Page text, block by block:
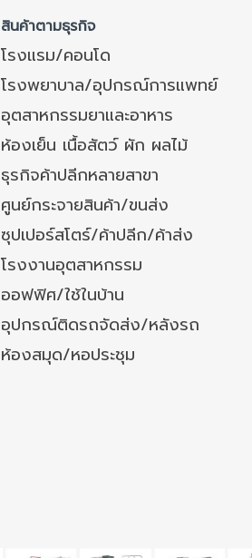
สินค้าตามธุรกิจ
โรงแรม/คอนโด
โรงพยาบาล/อุปกรณ์การแพทย์
อุตสาหกรรมยาและอาหาร
ห้องเย็น เนื้อสัตว์ ผัก ผลไม้
ธุรกิจค้าปลีกหลายสาขา
ศูนย์กระจายสินค้า/ขนส่ง
ซุปเปอร์สโตร์/ค้าปลีก/ค้าส่ง
โรงงานอุตสาหกรรม
ออฟฟิศ/ใช้ในบ้าน
อุปกรณ์ติดรถจัดส่ง/หลังรถ
ห้องสมุด/หอประชุม